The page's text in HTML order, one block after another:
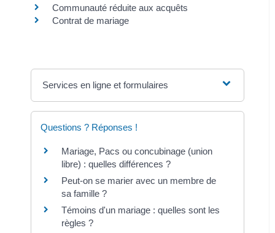
Communauté réduite aux acquêts
Contrat de mariage
Services en ligne et formulaires
Questions ? Réponses !
Mariage, Pacs ou concubinage (union
libre) : quelles différences ?
Peut-on se marier avec un membre de
sa famille ?
Témoins d'un mariage : quelles sont les
règles ?